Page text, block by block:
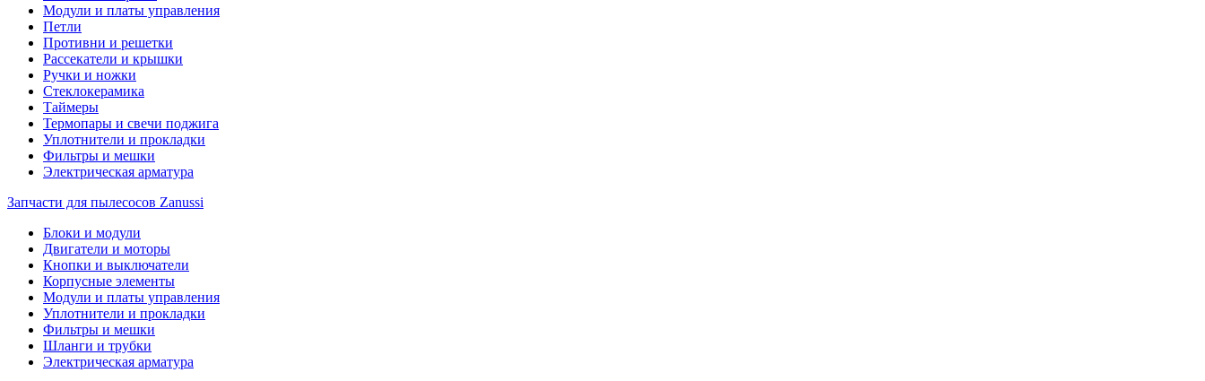
Модули и платы управления
Петли
Противни и решетки
Рассекатели и крышки
Ручки и ножки
Стеклокерамика
Таймеры
Термопары и свечи поджига
Уплотнители и прокладки
Фильтры и мешки
Электрическая арматура
Запчасти для пылесосов Zanussi
Блоки и модули
Двигатели и моторы
Кнопки и выключатели
Корпусные элементы
Модули и платы управления
Уплотнители и прокладки
Фильтры и мешки
Шланги и трубки
Электрическая арматура